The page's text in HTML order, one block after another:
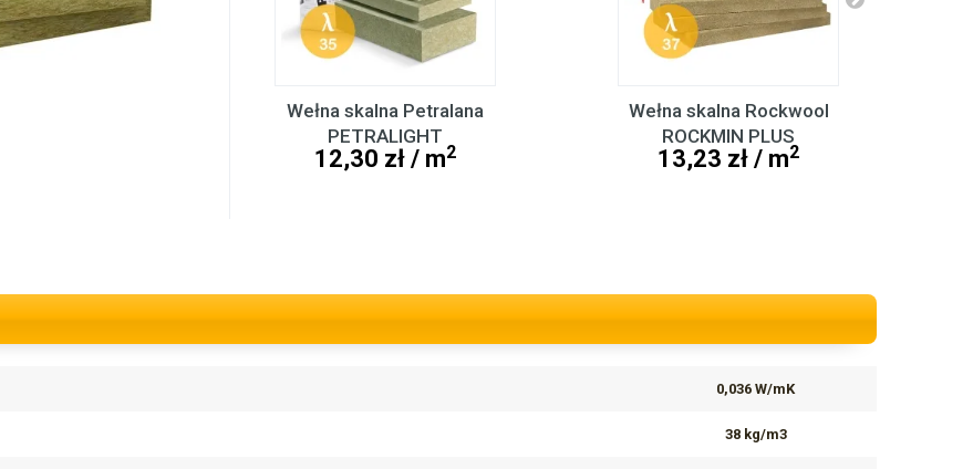
Wełna skalna Petralana
PETRALIGHT
12,30 zł / m2
Wełna skalna Rockwool
ROCKMIN PLUS
13,23 zł / m2
0,036 W/mK
38 kg/m3